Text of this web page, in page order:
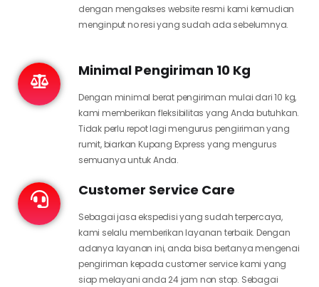
dengan mengakses website resmi kami kemudian
menginput no resi yang sudah ada sebelumnya.
Minimal Pengiriman 10 Kg
Dengan minimal berat pengiriman mulai dari 10 kg,
kami memberikan fleksibilitas yang Anda butuhkan.
Tidak perlu repot lagi mengurus pengiriman yang
rumit, biarkan Kupang Express yang mengurus
semuanya untuk Anda.
Customer Service Care
Sebagai jasa ekspedisi yang sudah terpercaya,
kami selalu memberikan layanan terbaik. Dengan
adanya layanan ini, anda bisa bertanya mengenai
pengiriman kepada customer service kami yang
siap melayani anda 24 jam non stop. Sebagai